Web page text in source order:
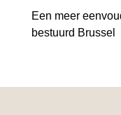
Een meer
bestuurd Brussel